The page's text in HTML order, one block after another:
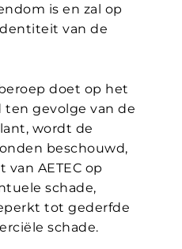
is en zal op
van de
doet op het
gevolge van de
wordt de
beschouwd,
AETEC op
schade,
tot gederfde
schade.